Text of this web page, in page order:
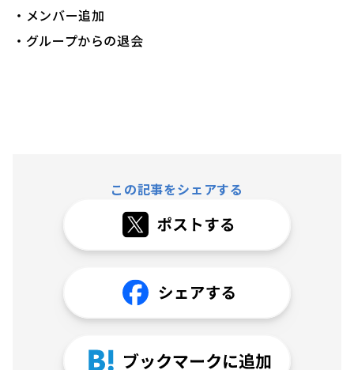
・メンバー追加
・グループからの退会
この記事をシェアする